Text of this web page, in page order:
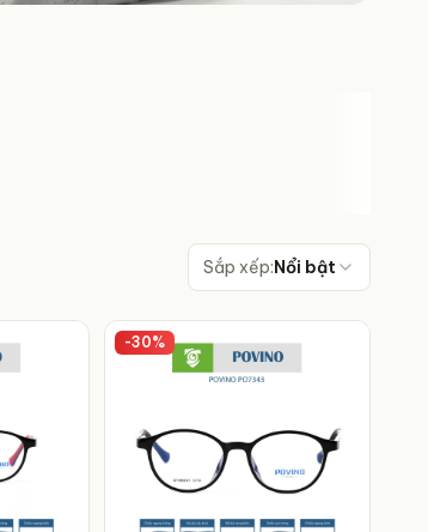
Sắp xếp:Nổi bật
-30%